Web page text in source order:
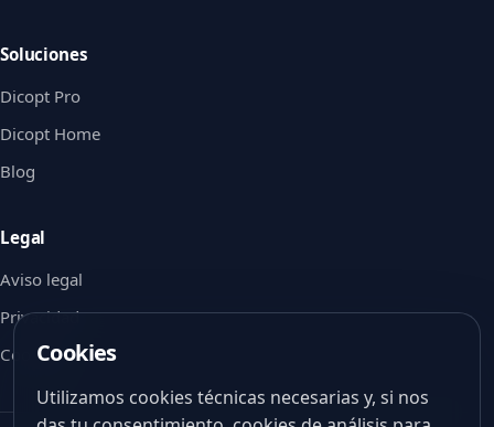
Soluciones
Dicopt Pro
Dicopt Home
Blog
Legal
Aviso legal
Privacidad
CookiesCookies
Utilizamos cookies técnicas necesarias y, si nos